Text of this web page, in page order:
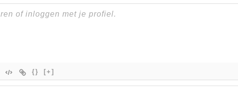
{} [+]